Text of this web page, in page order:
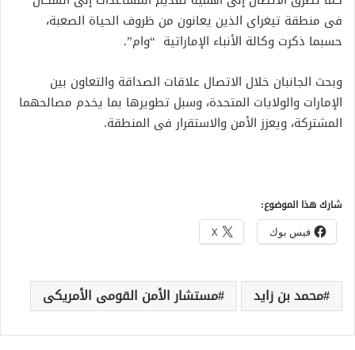
فى منطقة تيغراى الذين يعانون من ظروف الحياة الصعبة،
حسبما ذكرت وكالة الأنباء الإماراتية “وام”.
وبحث الجانبان خلال الاتصال علاقات الصداقة والتعاون بين
الإمارات والولايات المتحدة، وسبل تطويرها بما يخدم مصالحهما
المشتركة، ويعزز الأمن والاستقرار فى المنطقة.
شارك هذا الموضوع:
فيس بوك X
محمد بن زايد مستشار الأمن القومى الأمريكى